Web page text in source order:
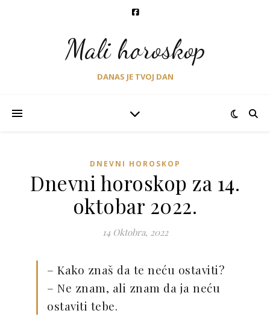
Mali horoskop
DANAS JE TVOJ DAN
DNEVNI HOROSKOP
Dnevni horoskop za 14.
oktobar 2022.
14 Oktobra, 2022
– Kako znaš da te neću ostaviti?
– Ne znam, ali znam da ja neću
ostaviti tebe.